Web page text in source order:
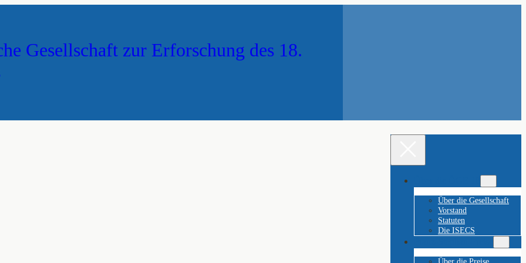
Gesellschaft zur Erforschung des 18.
Über die Gesellschaft
Vorstand
Statuten
Die ISECS